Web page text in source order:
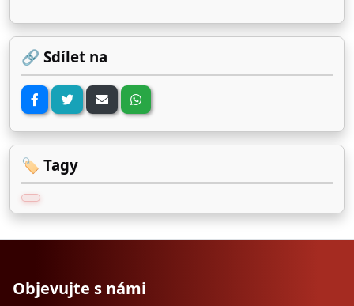
🔗 Sdílet na
🏷️ Tagy
Objevujte s námi